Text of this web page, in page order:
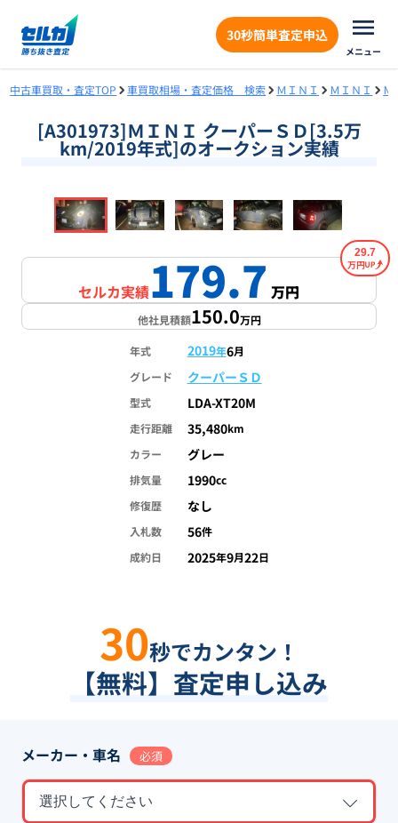
30秒簡単査定申込
メニュー
中古車買取・査定TOP 車買取相場・査定価格 検索 ＭＩＮＩ ＭＩＮＩ Ｍ
[A301973]ＭＩＮＩ クーパーＳＤ[3.5万
km/2019年式]のオークション実績
1/18
セルカ実績179.7万円
29.7
万円
他社見積額150.0万円
年式 2019年6月
グレード
クーパーＳＤ
型式 LDA-XT20M
走行距離 35,480km
カラー
グレー
排気量 1990cc
修復歴
なし
入札数 56件
成約日
2025年9月22日
30秒でカンタン！
【無料】査定申し込み
メーカー・車名 必須
選択してください